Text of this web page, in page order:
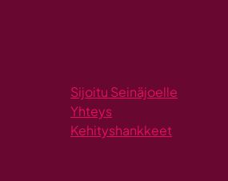
Sijoitu Seinäjoelle
Yhteys
Kehityshankkeet